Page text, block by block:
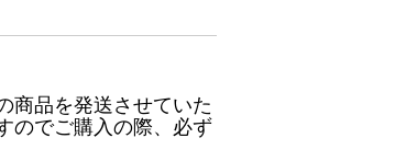
商品を発送させていた
のでご購入の際、必ず